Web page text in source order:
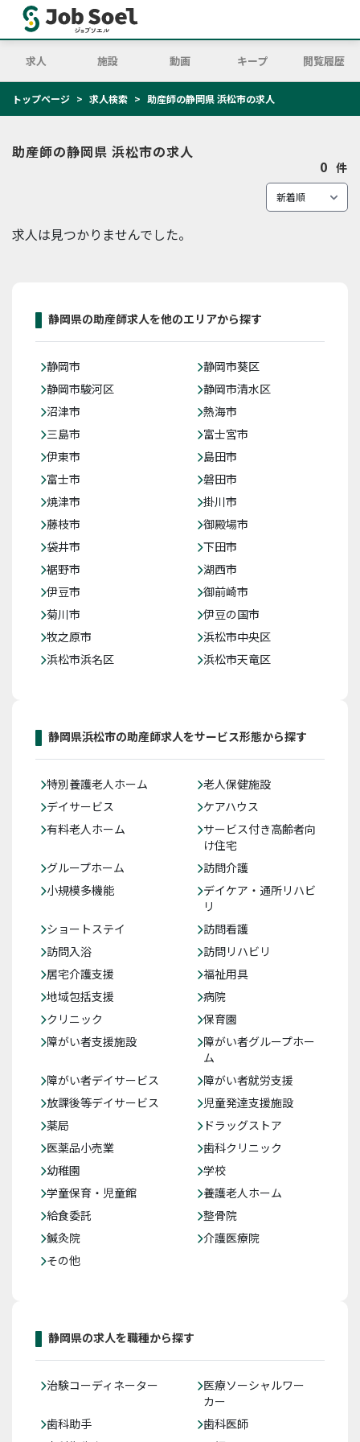
求人 施設 動画 キープ 閲覧履歴
トップページ 求人検索 助産師の静岡県 浜松市の求人
助産師の静岡県 浜松市の求人
0 件
求人は見つかりませんでした。
静岡県の助産師求人を他のエリアから探す
静岡市
静岡市葵区
静岡市駿河区
静岡市清水区
沼津市
熱海市
三島市
富士宮市
伊東市
島田市
富士市
磐田市
焼津市
掛川市
藤枝市
御殿場市
袋井市
下田市
裾野市
湖西市
伊豆市
御前崎市
菊川市
伊豆の国市
牧之原市
浜松市中央区
浜松市浜名区
浜松市天竜区
静岡県浜松市の助産師求人をサービス形態から探す
特別養護老人ホーム
老人保健施設
デイサービス
ケアハウス
有料老人ホーム
サービス付き高齢者向
け住宅
グループホーム
訪問介護
小規模多機能
デイケア・通所リハビ
リ
ショートステイ
訪問看護
訪問入浴
訪問リハビリ
居宅介護支援
福祉用具
地域包括支援
病院
クリニック
保育園
障がい者支援施設
障がい者グループホー
ム
障がい者デイサービス
障がい者就労支援
放課後等デイサービス
児童発達支援施設
薬局
ドラッグストア
医薬品小売業
歯科クリニック
幼稚園
学校
学童保育・児童館
養護老人ホーム
給食委託
整骨院
鍼灸院
介護医療院
その他
静岡県の求人を職種から探す
治験コーディネーター
医療ソーシャルワー
カー
歯科助手
歯科医師